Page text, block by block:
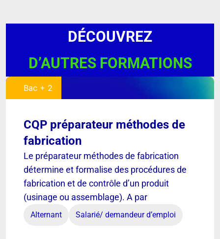
DÉCOUVREZ
D’AUTRES FORMATIONS
Bac + 2
CQP préparateur méthodes de
fabrication
Le préparateur méthodes de fabrication
détermine et formalise des procédures de
fabrication et de contrôle d’un produit
(usinage ou assemblage). A par
Alternant Salarié/ demandeur d’emploi